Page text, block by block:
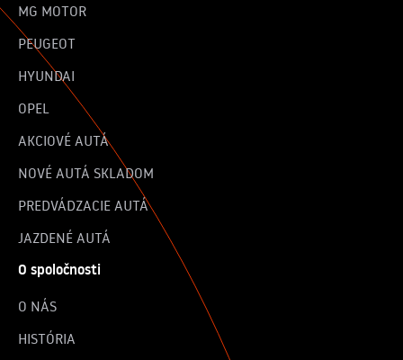
MG MOTOR
PEUGEOT
HYUNDAI
OPEL
AKCIOVÉ AUTÁ
NOVÉ AUTÁ SKLADOM
PREDVÁDZACIE AUTÁ
JAZDENÉ AUTÁ
O spoločnosti
O NÁS
HISTÓRIA